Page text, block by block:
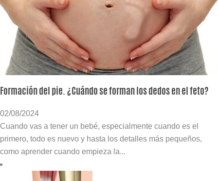
Formación del pie. ¿Cuándo se forman los dedos en el feto?
02/08/2024
Cuando vas a tener un bebé, especialmente cuando es el
primero, todo es nuevo y hasta los detalles más pequeños,
como aprender cuando empieza la...